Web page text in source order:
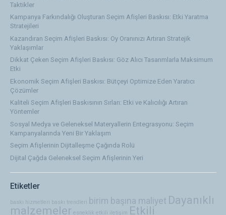
Taktikler
Kampanya Farkındalığı Oluşturan Seçim Afişleri Baskısı: Etki Yaratma
Stratejileri
Kazandıran Seçim Afişleri Baskısı: Oy Oranınızı Artıran Stratejik
Yaklaşımlar
Dikkat Çeken Seçim Afişleri Baskısı: Göz Alıcı Tasarımlarla Maksimum
Etki
Ekonomik Seçim Afişleri Baskısı: Bütçeyi Optimize Eden Yaratıcı
Çözümler
Kaliteli Seçim Afişleri Baskısının Sırları: Etki ve Kalıcılığı Artıran
Yöntemler
Sosyal Medya ve Geleneksel Materyallerin Entegrasyonu: Seçim
Kampanyalarında Yeni Bir Yaklaşım
Seçim Afişlerinin Dijitalleşme Çağında Rolü
Dijital Çağda Geleneksel Seçim Afişlerinin Yeri
Etiketler
baskı hizmetleri baskı trendleri birim başına maliyet Dayanıklı
malzemeler esneklik etkili iletişim Etkili